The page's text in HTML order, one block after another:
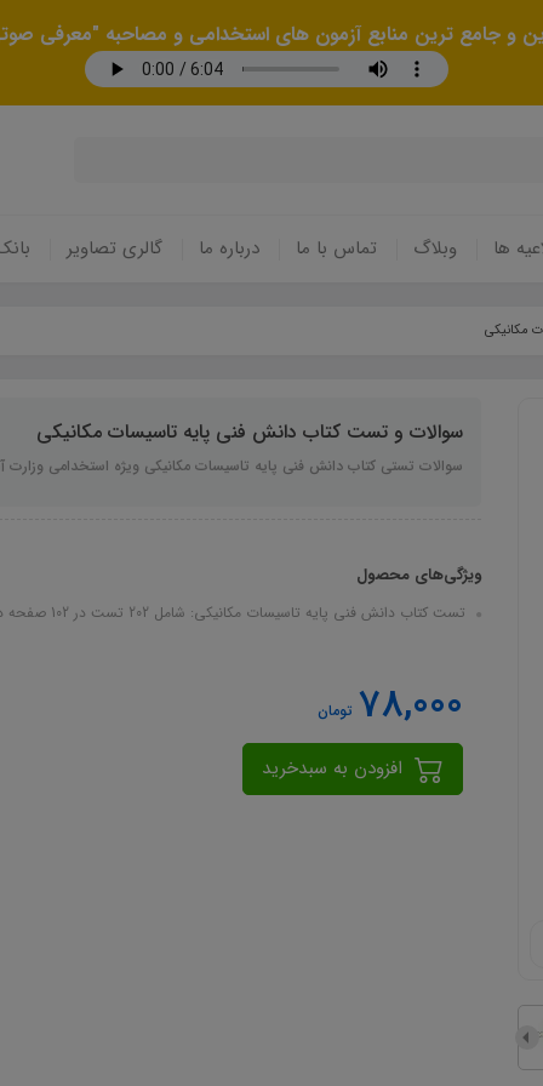
و جامع ترین منابع آزمون های استخدامی و مصاحبه "معرفی
ها وبلاگ تماس با ما درباره ما گالری تصاویر
مکانیکی
سوالات و تست کتاب دانش فنی پایه تاسیسات مکانیکی
سوالات تستی کتاب دانش فنی پایه تاسیسات مکانیکی ویژه استخدامی
ویژگی‌های محصول
تست کتاب دانش فنی پایه تاسیسات مکانیکی: شامل 202 تست در 102 صفحه در قالب فایل pdf
78,000 تومان